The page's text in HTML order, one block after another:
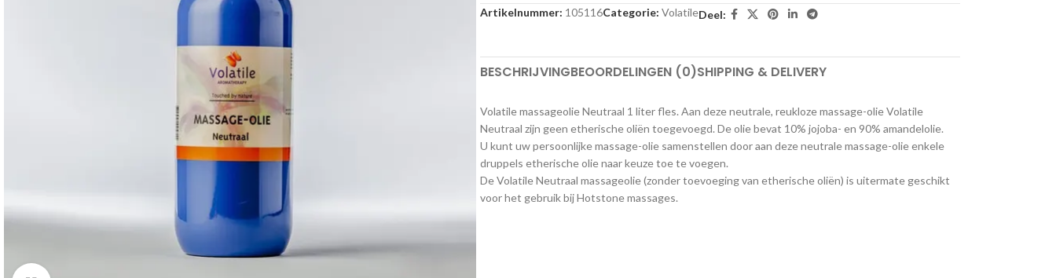
Artikelnummer: 105116Categorie: VolatileDeel:
BESCHRIJVINGBEOORDELINGEN (0)SHIPPING & DELIVERY
Volatile massageolie Neutraal 1 liter fles. Aan deze neutrale, reukloze massage-olie Volatile
Neutraal zijn geen etherische oliën toegevoegd. De olie bevat 10% jojoba- en 90% amandelolie.
U kunt uw persoonlijke massage-olie samenstellen door aan deze neutrale massage-olie enkele
druppels etherische olie naar keuze toe te voegen.
De Volatile Neutraal massageolie (zonder toevoeging van etherische oliën) is uitermate geschikt
voor het gebruik bij Hotstone massages.